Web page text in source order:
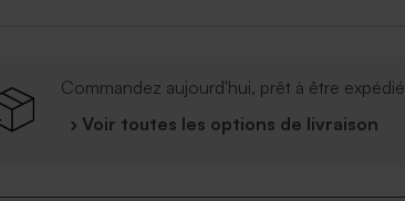
Commandez aujourd'hui, prêt à être expédié
› Voir toutes les options de livraison